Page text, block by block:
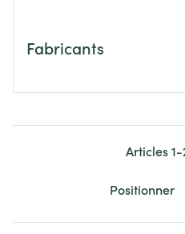
Fabricants
Articles1-
Trier par: